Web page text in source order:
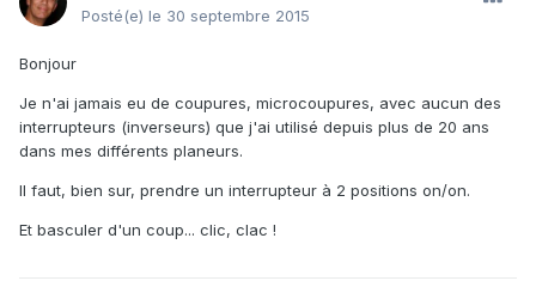
Posté(e) le 30 septembre 2015
Bonjour
Je n'ai jamais eu de coupures, microcoupures, avec aucun des
interrupteurs (inverseurs) que j'ai utilisé depuis plus de 20 ans
dans mes différents planeurs.
Il faut, bien sur, prendre un interrupteur à 2 positions on/on.
Et basculer d'un coup... clic, clac !